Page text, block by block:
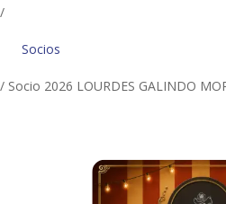
/
Socios
/ Socio 2026 LOURDES GALINDO